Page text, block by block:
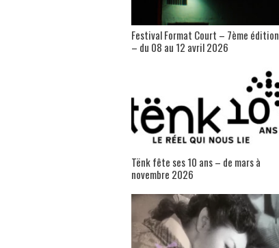
Festival Format Court – 7ème édition
– du 08 au 12 avril 2026
Tënk fête ses 10 ans – de mars à
novembre 2026